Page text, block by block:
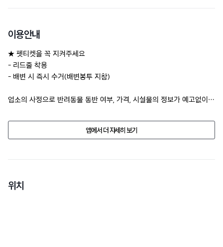
이용안내
★ 펫티켓을 꼭 지켜주세요
- 리드줄 착용
- 배변 시 즉시 수거(배변봉투 지참)
업소의 사정으로 반려동물 동반 여부, 가격, 시설물의 정보가 예고없이
방문 전에 전화문의 해주세요.
앱에서 더 자세히 보기
위치